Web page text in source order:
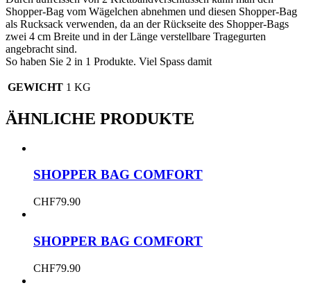
Shopper-Bag vom Wägelchen abnehmen und diesen Shopper-Bag
als Rucksack verwenden, da an der Rückseite des Shopper-Bags
zwei 4 cm Breite und in der Länge verstellbare Tragegurten
angebracht sind.
So haben Sie 2 in 1 Produkte. Viel Spass damit
GEWICHT 1 KG
ÄHNLICHE PRODUKTE
SHOPPER BAG COMFORT
CHF79.90
SHOPPER BAG COMFORT
CHF79.90